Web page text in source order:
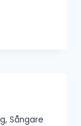
,Sångare